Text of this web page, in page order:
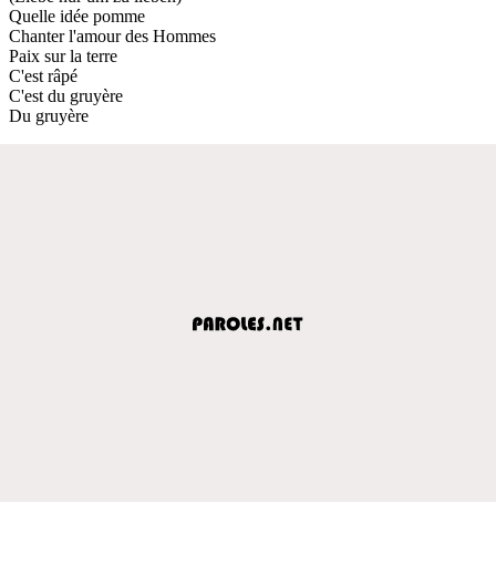
Quelle idée pomme
Chanter l'amour des Hommes
Paix sur la terre
C'est râpé
C'est du gruyère
Du gruyère